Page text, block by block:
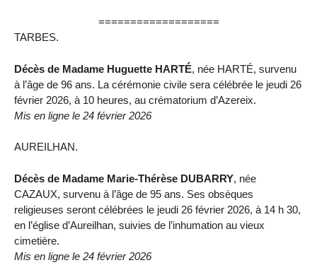
===================
TARBES.
Décès de Madame Huguette HARTÉ, née HARTÉ, survenu
à l’âge de 96 ans. La cérémonie civile sera célébrée le jeudi 26
février 2026, à 10 heures, au crématorium d’Azereix.
Mis en ligne le 24 février 2026
AUREILHAN.
Décès de Madame Marie-Thérèse DUBARRY, née
CAZAUX, survenu à l’âge de 95 ans. Ses obsèques
religieuses seront célébrées le jeudi 26 février 2026, à 14 h 30,
en l’église d’Aureilhan, suivies de l’inhumation au vieux
cimetière.
Mis en ligne le 24 février 2026